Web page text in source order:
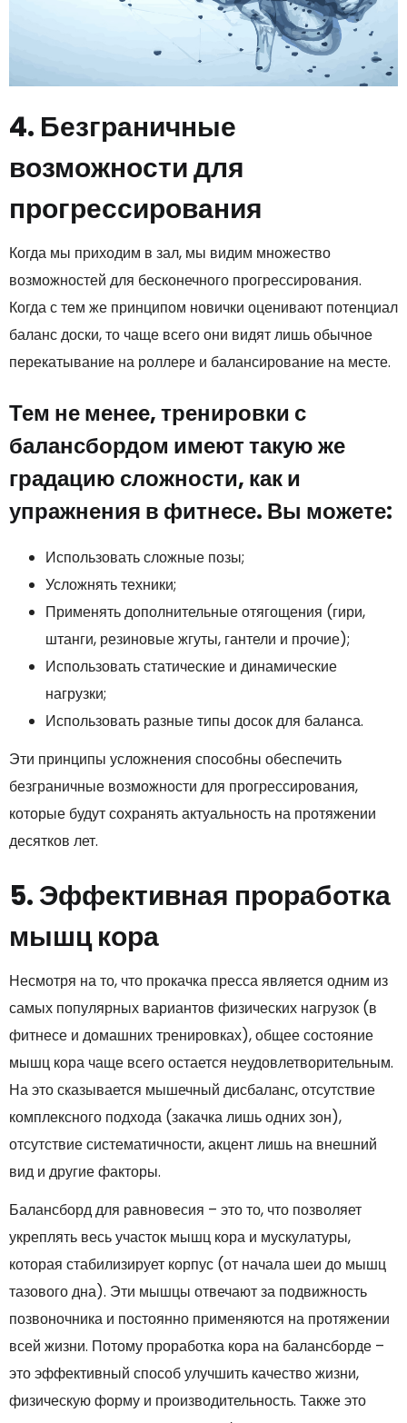
4. Безграничные
возможности для
прогрессирования
Когда мы приходим в зал, мы видим множество
возможностей для бесконечного прогрессирования.
Когда с тем же принципом новички оценивают потенциал
баланс доски, то чаще всего они видят лишь обычное
перекатывание на роллере и балансирование на месте.
Тем не менее, тренировки с
балансбордом имеют такую же
градацию сложности, как и
упражнения в фитнесе. Вы можете:
Использовать сложные позы;
Усложнять техники;
Применять дополнительные отягощения (гири,
штанги, резиновые жгуты, гантели и прочие);
Использовать статические и динамические
нагрузки;
Использовать разные типы досок для баланса.
Эти принципы усложнения способны обеспечить
безграничные возможности для прогрессирования,
которые будут сохранять актуальность на протяжении
десятков лет.
5. Эффективная проработка
мышц кора
Несмотря на то, что прокачка пресса является одним из
самых популярных вариантов физических нагрузок (в
фитнесе и домашних тренировках), общее состояние
мышц кора чаще всего остается неудовлетворительным.
На это сказывается мышечный дисбаланс, отсутствие
комплексного подхода (закачка лишь одних зон),
отсутствие систематичности, акцент лишь на внешний
вид и другие факторы.
Балансборд для равновесия – это то, что позволяет
укреплять весь участок мышц кора и мускулатуры,
которая стабилизирует корпус (от начала шеи до мышц
тазового дна). Эти мышцы отвечают за подвижность
позвоночника и постоянно применяются на протяжении
всей жизни. Потому проработка кора на балансборде –
это эффективный способ улучшить качество жизни,
физическую форму и производительность. Также это